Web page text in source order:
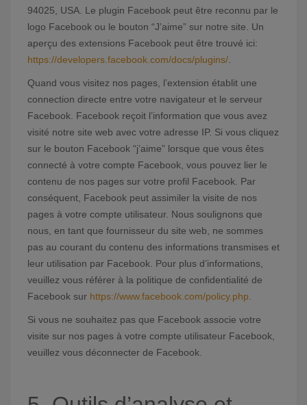
94025, USA. Le plugin Facebook peut être reconnu par le
logo Facebook ou le bouton “J’aime” sur notre site. Un
aperçu des extensions Facebook peut être trouvé ici:
https://developers.facebook.com/docs/plugins/
Quand vous visitez nos pages, l’extension établit une
connection directe entre votre navigateur et le serveur
Facebook. Facebook reçoit l’information que vous avez
visité notre site web avec votre adresse IP. Si vous cliquez
sur le bouton Facebook “j’aime” lorsque que vous êtes
connecté à votre compte Facebook, vous pouvez lier le
contenu de nos pages sur votre profil Facebook. Par
conséquent, Facebook peut assimiler la visite de nos
pages à votre compte utilisateur. Nous soulignons que
nous, en tant que fournisseur du site web, ne sommes
pas au courant du contenu des informations transmises et
leur utilisation par Facebook. Pour plus d’informations,
veuillez vous référer à la politique de confidentialité de
Facebook sur https://www.facebook.com/policy.php
Si vous ne souhaitez pas que Facebook associe votre
visite sur nos pages à votre compte utilisateur Facebook,
veuillez vous déconnecter de Facebook.